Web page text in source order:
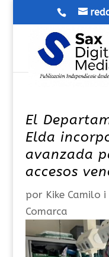
El
Elda
avanzada
accesos
por Kike Camilo i
Comarca